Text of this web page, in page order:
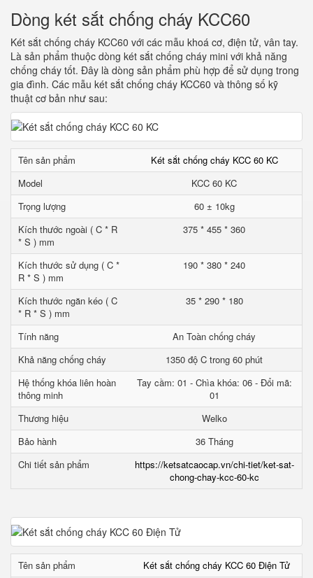
Dòng két sắt chống cháy KCC60
Két sắt chống cháy KCC60 với các mẫu khoá cơ, điện tử, vân tay.
Là sản phẩm thuộc dòng két sắt chống cháy mini với khả năng
chống cháy tốt. Đây là dòng sản phẩm phù hợp để sử dụng trong
gia đình. Các mẫu két sắt chống cháy KCC60 và thông số kỹ
thuật cơ bản như sau:
Tên sản phẩm
Két sắt chống cháy KCC 60 KC
Model
KCC 60 KC
Trọng lượng
60 ± 10kg
Kích thước ngoài ( C * R
* S ) mm
375 * 455 * 360
Kích thước sử dụng ( C *
R * S ) mm
190 * 380 * 240
Kích thước ngăn kéo ( C
* R * S ) mm
35 * 290 * 180
Tính năng
An Toàn chống cháy
Khả năng chống cháy
1350 độ C trong 60 phút
Hệ thống khóa liên hoàn
thông minh
Tay cầm: 01 - Chìa khóa: 06 - Đổi mã:
01
Thương hiệu
Welko
Bảo hành
36 Tháng
Chi tiết sản phẩm
https://ketsatcaocap.vn/chi-tiet/ket-sat-
chong-chay-kcc-60-kc
Tên sản phẩm
Két sắt chống cháy KCC 60 Điện Tử